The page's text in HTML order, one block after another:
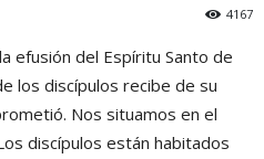
4167
efusión del Espíritu Santo de
los discípulos recibe de su
Nos situamos en el
discípulos están habitados